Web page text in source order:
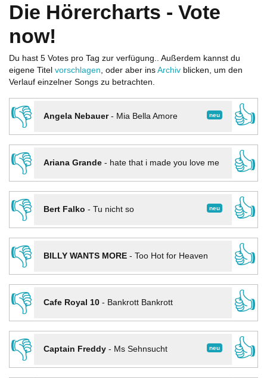
Die Hörercharts - Vote
now!
Du hast 5 Votes pro Tag zur verfügung.. Außerdem kannst du
eigene Titel vorschlagen, oder aber ins Archiv blicken, um den
Verlauf einzelner Songs zu betrachten.
👎 neu
Angela Nebauer- Mia Bella Amore
👍
👎
Ariana Grande- hate that i made you love me
👍
👎
neu
Bert Falko - Tu nicht so
👍
👎
BILLY WANTS MORE- Too Hot for Heaven
👍
👎
Cafe Royal 10- Bankrott Bankrott
👍
👎
neu
Captain Freddy- Ms Sehnsucht
👍